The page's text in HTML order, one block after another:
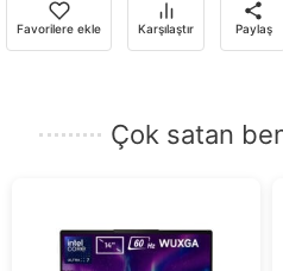
için
e-
Favorilere ekle Karşılaştır Paylaş
Çok satan